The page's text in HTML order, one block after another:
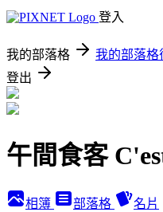
登入
我的部落格 我的部落格
登出
午間食客
相簿 部落格 名片